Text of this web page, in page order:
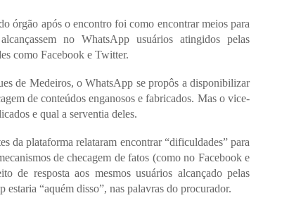
órgão após o encontro foi como encontrar meios para
no WhatsApp usuários atingidos pelas
como Facebook e Twitter.
de Medeiros, o WhatsApp se propôs a disponibilizar
de conteúdos enganosos e fabricados. Mas o vice-
e qual a serventia deles.
da plataforma relataram encontrar “dificuldades” para
de checagem de fatos (como no Facebook e
de resposta aos mesmos usuários alcançado pelas
“aquém disso”, nas palavras do procurador.